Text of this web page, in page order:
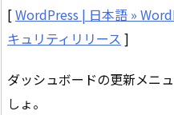
[WordPress | 日本語 »
キュリティリリース ]
ダッシュボードの更新メニ
しょ。